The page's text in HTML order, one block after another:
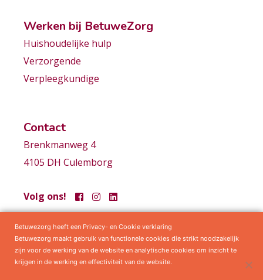
Werken bij BetuweZorg
Huishoudelijke hulp
Verzorgende
Verpleegkundige
Contact
Brenkmanweg 4
4105 DH Culemborg
Volg ons!
Samenwerkingen Privacy statement Algemene voorwaarden
Betuwezorg heeft een Privacy- en Cookie verklaring
Betuwezorg maakt gebruik van functionele cookies die strikt noodzakelijk
zijn voor de werking van de website en analytische cookies om inzicht te
krijgen in de werking en effectiviteit van de website.